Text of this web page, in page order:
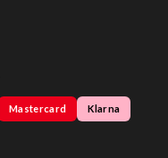
Mastercard Klarna